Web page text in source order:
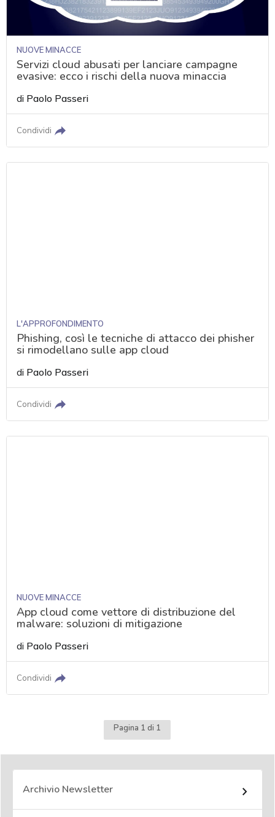
NUOVE MINACCE
Servizi cloud abusati per lanciare campagne
evasive: ecco i rischi della nuova minaccia
di Paolo Passeri
Condividi
L'APPROFONDIMENTO
Phishing, così le tecniche di attacco dei phisher
si rimodellano sulle app cloud
di Paolo Passeri
Condividi
NUOVE MINACCE
App cloud come vettore di distribuzione del
malware: soluzioni di mitigazione
di Paolo Passeri
Condividi
Pagina 1 di 1
Archivio Newsletter